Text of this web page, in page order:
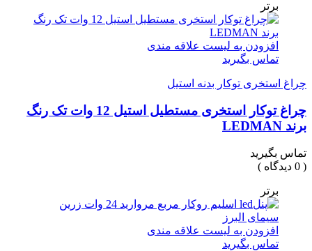
برتر
افزودن به لیست علاقه مندی
تماس بگیرید
چراغ استخری توکار بدنه استیل
چراغ توکار استخری مستطیل استیل 12 وات تک رنگ
برند LEDMAN
تماس بگیرید
( 0 دیدگاه )
برتر
افزودن به لیست علاقه مندی
تماس بگیرید